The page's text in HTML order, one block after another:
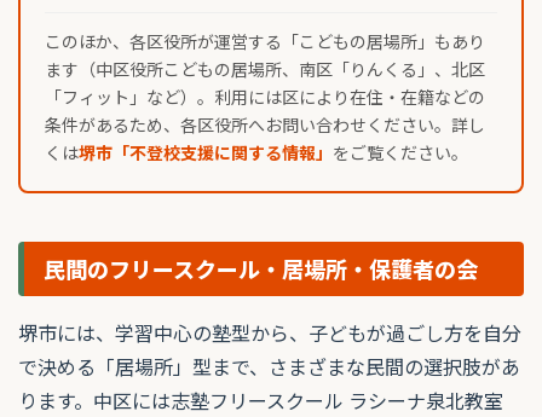
このほか、各区役所が運営する「こどもの居場所」もあり
ます（中区役所こどもの居場所、南区「りんくる」、北区
「フィット」など）。利用には区により在住・在籍などの
条件があるため、各区役所へお問い合わせください。詳し
くは堺市「不登校支援に関する情報」 をご覧ください。
民間のフリースクール・居場所・保護者の会
堺市には、学習中心の塾型から、子どもが過ごし方を自分
で決める「居場所」型まで、さまざまな民間の選択肢があ
ります。中区には志塾フリースクール ラシーナ泉北教室